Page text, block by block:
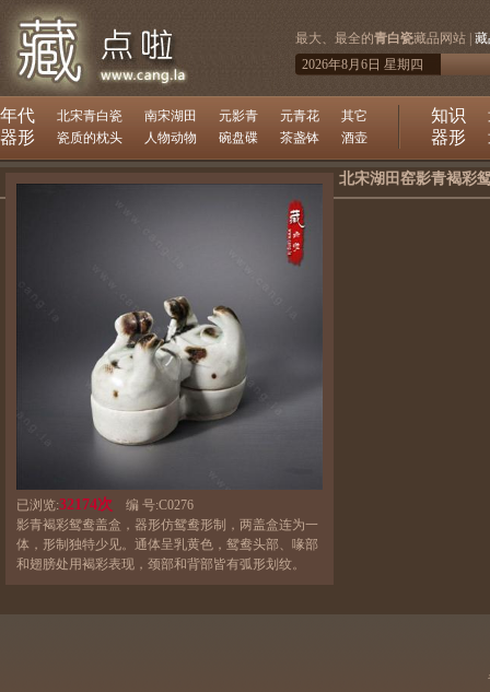
最大、最全的青白瓷藏品网站 |
2026年8月6日 星期四
年代 北宋青白瓷 南宋湖田 元影青 元青花 其它
器形 瓷质的枕头 人物动物 碗盘碟 茶盏钵 酒壶
知识
器形
已浏览:32174次 编 号:C0276
影青褐彩鸳鸯盖盒，器形仿鸳鸯形制，两盖盒连为一
体，形制独特少见。通体呈乳黄色，鸳鸯头部、喙部
和翅膀处用褐彩表现，颈部和背部皆有弧形划纹。
北宋湖田窑影青褐彩